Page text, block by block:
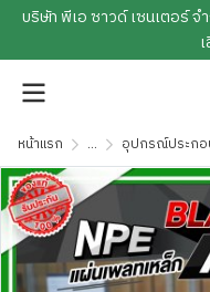
บริษัท พีเอ ซาวด์ เซนเตอร์
หน้าแรก ... อุปกรณ์ประกอ